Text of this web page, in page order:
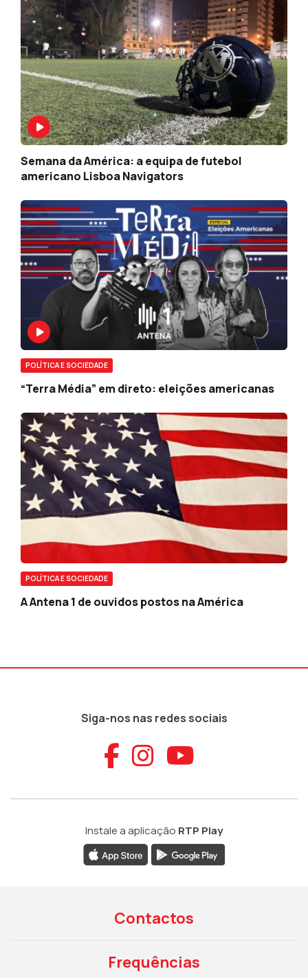
Semana da América: a equipa de futebol
americano Lisboa Navigators
POLÍTICA E SOCIEDADE
“Terra Média” em direto: eleições americanas
POLÍTICA E SOCIEDADE
A Antena 1 de ouvidos postos na América
Siga-nos nas redes sociais
Aceder ao
Aceder ao
Aceder
Instale a aplicação RTP Play
Contactos
Frequências